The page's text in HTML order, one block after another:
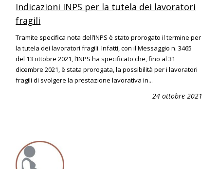
Indicazioni INPS per la tutela dei lavoratori
fragili
Tramite specifica nota dell’INPS è stato prorogato il termine per
la tutela dei lavoratori fragili. Infatti, con il Messaggio n. 3465
del 13 ottobre 2021, l’INPS ha specificato che, fino al 31
dicembre 2021, è stata prorogata, la possibilità per i lavoratori
fragili di svolgere la prestazione lavorativa in...
24 ottobre 2021